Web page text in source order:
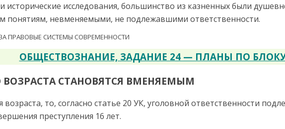
исторические исследования, большинство из казненных были
понятиям, не­вменяемыми, не подлежавшими ответственности.
ОБЩЕСТВОЗНАНИЕ, ЗАДАНИЕ 24 — ПЛАНЫ ПО
ВОЗРАСТА СТАНОВЯТСЯ ВМЕНЯЕМЫМ
возраста, то, согласно статье 20 УК, уго­ловной ответственности
преступления 16 лет.